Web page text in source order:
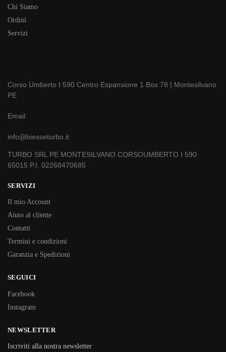
Chi Siamo
Ordini
Servizi
Corso Umberto I 590 Centro Espansione 1 Box 78 | Montesilvano
PE
Email:
info@biesseturbo.it
TURBO SRL PE MONTESILVANO CORSOUMBERTO I 590
65015 P.I. 02268470685
SERVIZI
Il mio Account
Aiuto al cliente
Contatti
Termini e condizioni
Garanzia e Spedizioni
SEGUICI
Facebook
Instagram
NEWSLETTER
Iscriviti alla nostra newsletter